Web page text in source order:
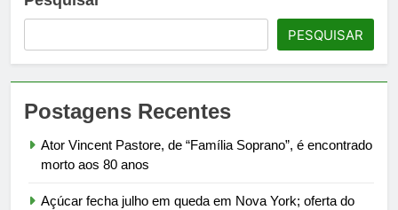
PESQUISAR
Postagens Recentes
Ator Vincent Pastore, de “Família Soprano”, é encontrado
morto aos 80 anos
Açúcar fecha julho em queda em Nova York; oferta do